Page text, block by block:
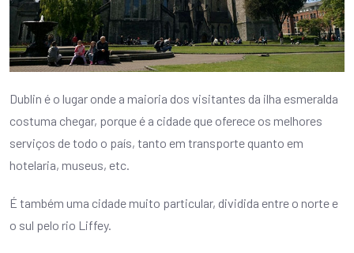
Dublin é o lugar onde a maioria dos visitantes da ilha esmeralda
costuma chegar, porque é a cidade que oferece os melhores
serviços de todo o país, tanto em transporte quanto em
hotelaria, museus, etc.
É também uma cidade muito particular, dividida entre o norte e
o sul pelo rio Liffey.